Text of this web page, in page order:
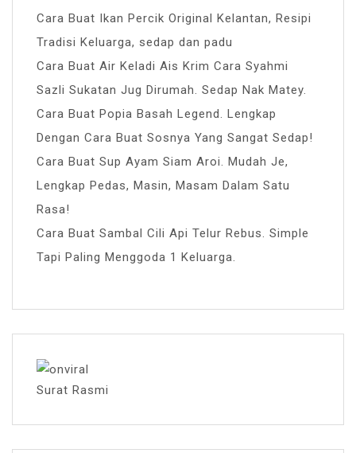
Cara Buat Ikan Percik Original Kelantan, Resipi
Tradisi Keluarga, sedap dan padu
Cara Buat Air Keladi Ais Krim Cara Syahmi
Sazli Sukatan Jug Dirumah. Sedap Nak Matey.
Cara Buat Popia Basah Legend. Lengkap
Dengan Cara Buat Sosnya Yang Sangat Sedap!
Cara Buat Sup Ayam Siam Aroi. Mudah Je,
Lengkap Pedas, Masin, Masam Dalam Satu
Rasa!
Cara Buat Sambal Cili Api Telur Rebus. Simple
Tapi Paling Menggoda 1 Keluarga.
Surat Rasmi